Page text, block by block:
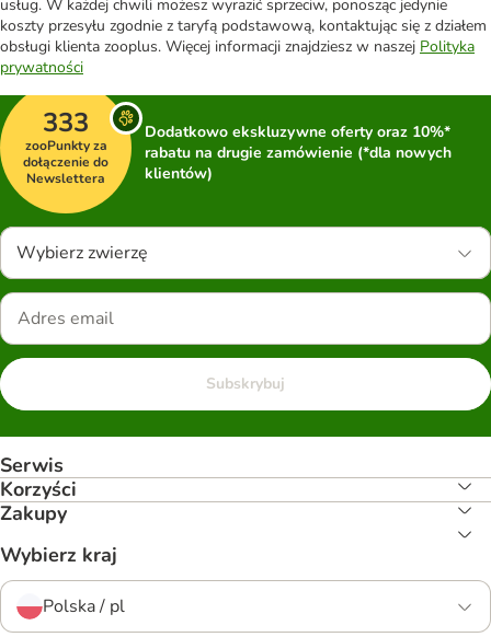
usług. W każdej chwili możesz wyrazić sprzeciw, ponosząc jedynie
koszty przesyłu zgodnie z taryfą podstawową, kontaktując się z działem
obsługi klienta zooplus. Więcej informacji znajdziesz w naszej Polityka
prywatności
333
zooPunkty za
dołączenie do
Newslettera
Dodatkowo ekskluzywne oferty oraz 10%*
rabatu na drugie zamówienie (*dla nowych
klientów)
Wybierz zwierzę
Subskrybuj
Serwis
Korzyści
Zakupy
Wybierz kraj
Polska / pl